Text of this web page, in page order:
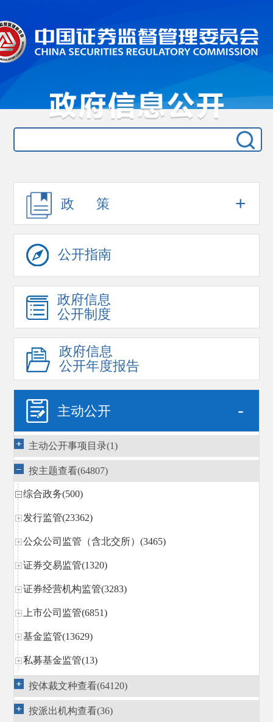
政 策 +
公开指南
政府信息
公开制度
政府信息
公开年度报告
主动公开 -
主动公开事项目录(1)
按主题查看(64807)
综合政务(500)
发行监管(23362)
公众公司监管（含北交所）(3465)
证券交易监管(1320)
证券经营机构监管(3283)
上市公司监管(6851)
基金监管(13629)
私募基金监管(13)
区域性股权市场规范发展(14)
期货监管(1296)
按体裁文种查看(64120)
按派出机构查看(36)